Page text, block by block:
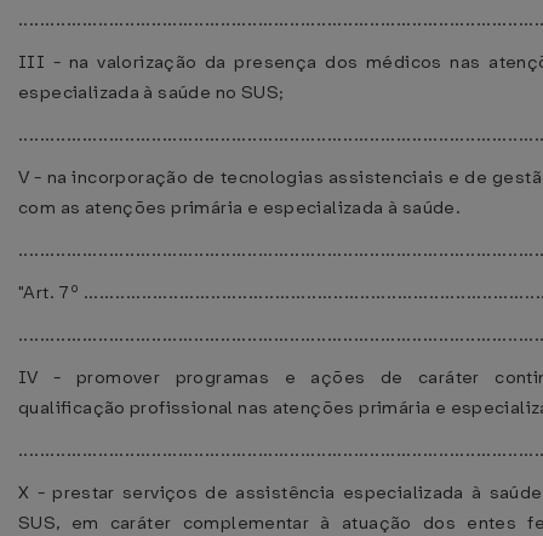
III - na valorização da presença dos médicos nas
especializada à saúde no SUS;
V - na incorporação de tecnologias assistenciais e de
com as atenções primária e especializada à saúde.
"Art. 7º
IV - promover programas e ações de caráter
qualificação profissional nas atenções primária e
X - prestar serviços de assistência especializada à
SUS, em caráter complementar à atuação dos entes